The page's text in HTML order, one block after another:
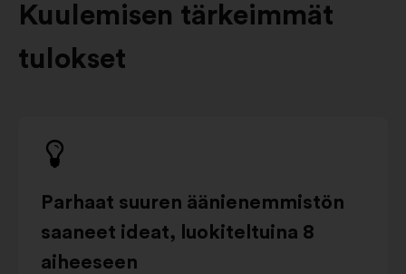
Kuulemisen tärkeimmät
tulokset
Parhaat suuren äänienemmistön
saaneet ideat, luokiteltuina 8
aiheeseen